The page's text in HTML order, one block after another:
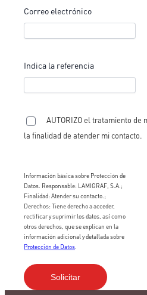
Correo electrónico
Indica la referencia
AUTORIZO el tratamiento de
la finalidad de atender mi contacto.
Información básica sobre Protección de
Datos. Responsable: LAMIGRAF, S.A.;
Finalidad: Atender su contacto.;
Derechos: Tiene derecho a acceder,
rectificar y suprimir los datos, así como
otros derechos, que se explican en la
información adicional y detallada sobre
Protección de Datos